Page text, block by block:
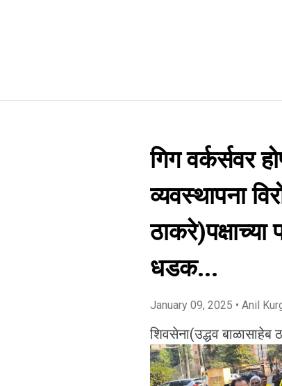
गिग वर्कर्सवर
व्यवस्थापना
ठाकरे)पक्षाच्या
धडक...
January 09, 2025 • Anil
शिवसेना(उद्धव बाळासाहेब